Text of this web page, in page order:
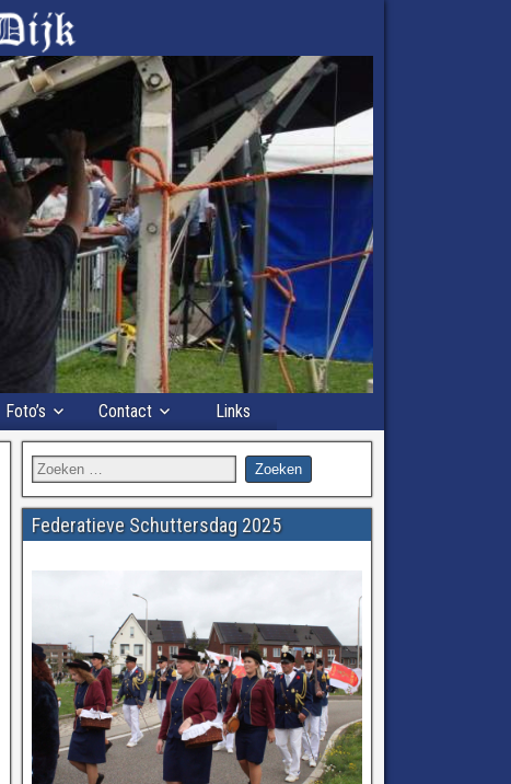
Foto’s Contact Links
Federatieve Schuttersdag 2025